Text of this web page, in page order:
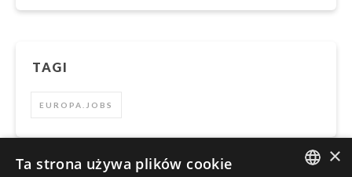
TAGI
EUROPA.JOBS
×
Ta strona używa plików cookie